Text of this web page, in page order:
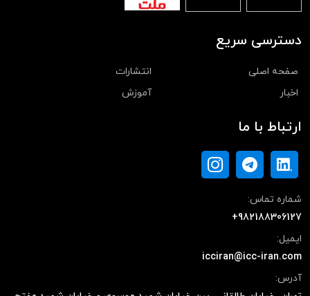
دسترسی سریع
صفحه اصلی
انتشارات
اخبار
آموزش
ارتباط با ما
شماره تماس:
+982188306127
ایمیل:
icciran@icc-iran.com
آدرس: